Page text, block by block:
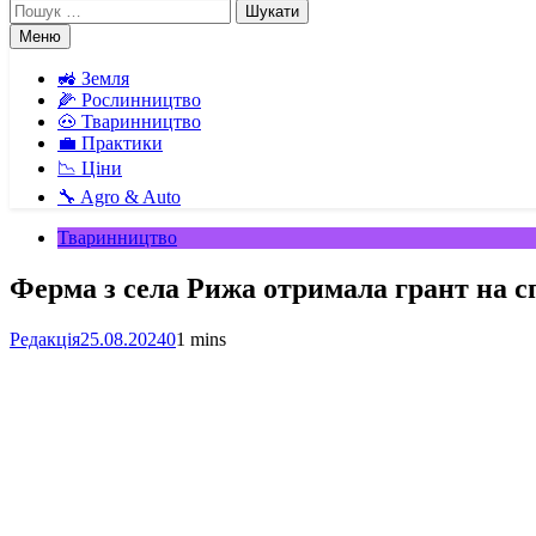
Пошук:
Меню
🚜 Земля
🌽 Рослинництво
🐽 Тваринництво
💼 Практики
📉 Ціни
🔧 Agro & Auto
Тваринництво
Ферма з села Рижа отримала грант на
Редакція25.08.202401 mins